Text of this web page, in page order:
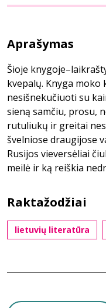
Aprašymas
Šioje
kvepalų. Knyga
nesišnekučiuoti su
sieną samčiu, prosu,
rutuliukų ir greitai
švelniose draugijose
Rusijos vieversėliai
meilė ir ką reiškia
Raktažodžiai
lietuvių literatūra